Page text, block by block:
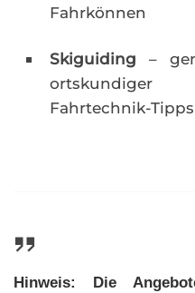
Fahrkönnen
Skiguiding –
Fahrtechnik-Tipps
Hinweis: Die